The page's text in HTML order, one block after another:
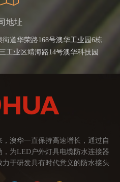
地址
道华荣路168号澳华工业园6栋
工业区靖海路14号澳华科技园
澳华一直保持高速增长，通过自
为LED户外灯具电缆防水连接器
于研发具有时代意义的防水接头